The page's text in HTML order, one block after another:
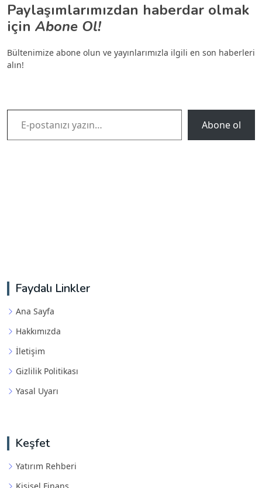
Paylaşımlarımızdan haberdar olmak
için Abone Ol!
Bültenimize abone olun ve yayınlarımızla ilgili en son haberleri
alın!
E-postanızı yazın…
Abone ol
Faydalı Linkler
Ana Sayfa
Hakkımızda
İletişim
Gizlilik Politikası
Yasal Uyarı
Keşfet
Yatırım Rehberi